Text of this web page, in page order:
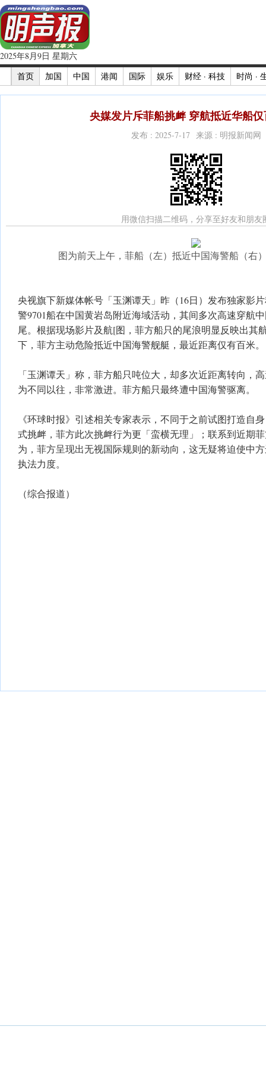
2025年8月9日 星期六
首页
加国 中国 港闻 国际 娱乐 财经 · 科技 时尚 ·
央媒发片斥菲船挑衅 穿航抵近华船
发布 : 2025-7-17 来源 : 明报新闻网
用微信扫描二维码，分享至好友和朋友
图为前天上午，菲船（左）抵近中国海警船（右
央视旗下新媒体帐号「玉渊谭天」昨（16日）发布独家影
警9701船在中国黄岩岛附近海域活动，其间多次高速穿航
尾。根据现场影片及航[图，菲方船只的尾浪明显反映出其
下，菲方主动危险抵近中国海警舰艇，最近距离仅有百米。
「玉渊谭天」称，菲方船只吨位大，却多次近距离转向，
为不同以往，非常激进。菲方船只最终遭中国海警驱离。
《环球时报》引述相关专家表示，不同于之前试图打造自
式挑衅，菲方此次挑衅行为更「蛮横无理」；联系到近期
为，菲方呈现出无视国际规则的新动向，这无疑将迫使中
执法力度。
（综合报道）